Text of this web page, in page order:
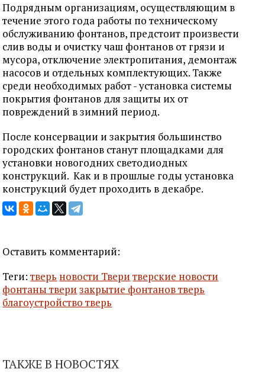
Подрядным организациям, осуществляющим в
течение этого года работы по техническому
обслуживанию фонтанов, предстоит произвести
слив воды и очистку чаш фонтанов от грязи и
мусора, отключение электропитания, демонтаж
насосов и отдельных комплектующих. Также
среди необходимых работ - установка системы
покрытия фонтанов для защиты их от
повреждений в зимний период.
После консервации и закрытия большинство
городских фонтанов станут площадками для
установки новогодних светодиодных
конструкций. Как и в прошлые годы установка
конструкций будет проходить в декабре.
Оставить комментарий:
Теги:тверь новости Твери тверские новости
фонтаны твери закрытие фонтанов тверь
благоустройство тверь
ТАКЖЕ В НОВОСТЯХ